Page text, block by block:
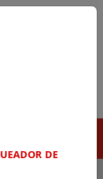
VOLTADA AO
DE